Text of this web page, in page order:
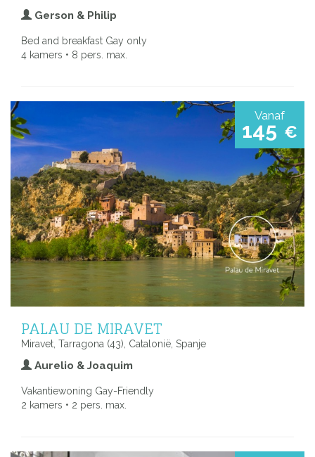
Gerson & Philip
Bed and breakfast Gay only
4 kamers • 8 pers. max.
Vanaf
145 €
PALAU DE MIRAVET
Miravet, Tarragona (43), Catalonië, Spanje
Aurelio & Joaquim
Vakantiewoning Gay-Friendly
2 kamers • 2 pers. max.